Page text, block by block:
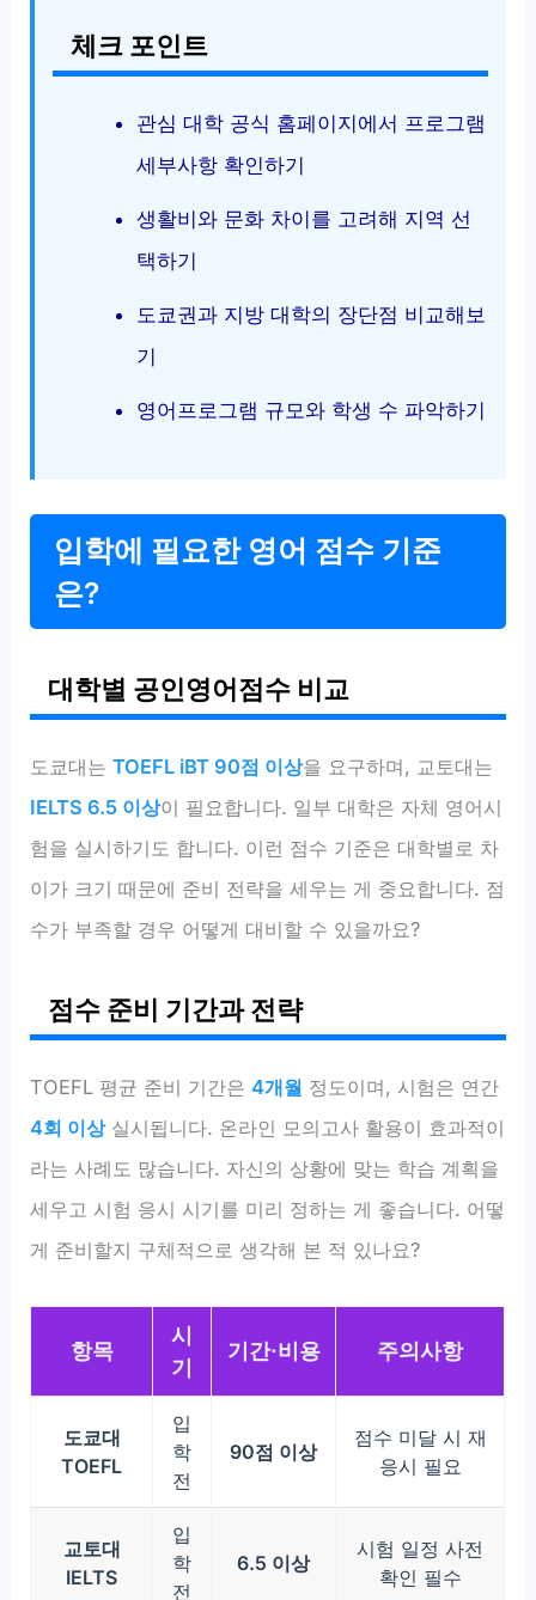
체크 포인트
관심 대학 공식 홈페이지에서 프로그램
세부사항 확인하기
생활비와 문화 차이를 고려해 지역 선
택하기
도쿄권과 지방 대학의 장단점 비교해보
기
영어프로그램 규모와 학생 수 파악하기
입학에 필요한 영어 점수 기준
은?
대학별 공인영어점수 비교
도쿄대는TOEFL iBT 90점 이상을 요구하며, 교토대는
IELTS 6.5 이상이 필요합니다. 일부 대학은 자체 영어시
험을 실시하기도 합니다. 이런 점수 기준은 대학별로 차
이가 크기 때문에 준비 전략을 세우는 게 중요합니다. 점
수가 부족할 경우 어떻게 대비할 수 있을까요?
점수 준비 기간과 전략
TOEFL 평균 준비 기간은4개월 정도이며, 시험은 연간
4회 이상실시됩니다. 온라인 모의고사 활용이 효과적이
라는 사례도 많습니다. 자신의 상황에 맞는 학습 계획을
세우고 시험 응시 시기를 미리 정하는 게 좋습니다. 어떻
게 준비할지 구체적으로 생각해 본 적 있나요?
항목
시
기
기간·비용 주의사항
도쿄대
TOEFL
입
학
전
90점 이상
점수 미달 시 재
응시 필요
교토대
IELTS
입
학
전
6.5 이상
시험 일정 사전
확인 필수